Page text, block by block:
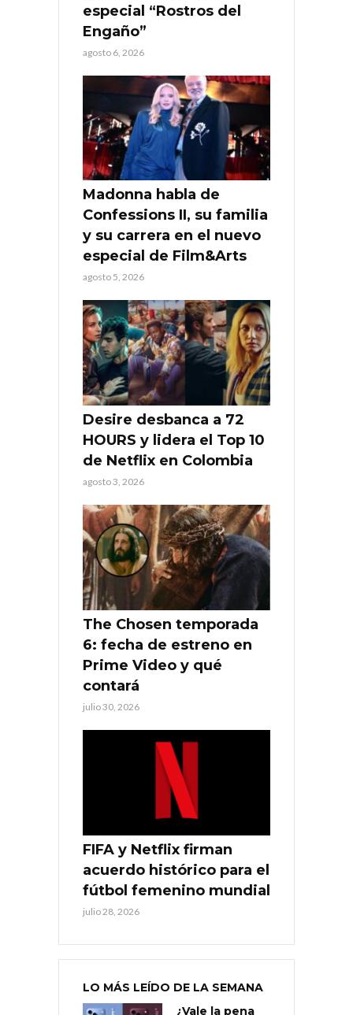
especial “Rostros del
Engaño”
agosto 6, 2026
Madonna habla de
Confessions II, su familia
y su carrera en el nuevo
especial de Film&Arts
agosto 5, 2026
Desire desbanca a 72
HOURS y lidera el Top 10
de Netflix en Colombia
agosto 3, 2026
The Chosen temporada
6: fecha de estreno en
Prime Video y qué
contará
julio 30, 2026
FIFA y Netflix firman
acuerdo histórico para el
fútbol femenino mundial
julio 28, 2026
LO MÁS LEÍDO DE LA SEMANA
¿Vale la pena